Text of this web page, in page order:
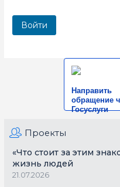
Направить
обращение
Госуслуги
Проекты
«Что стоит за этим
жизнь людей
21.07.2026